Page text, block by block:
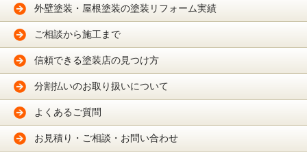
外壁塗装・屋根塗装の塗装リフォーム実績
ご相談から施工まで
信頼できる塗装店の見つけ方
分割払いのお取り扱いについて
よくあるご質問
お見積り・ご相談・お問い合わせ